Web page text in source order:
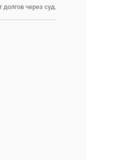
долгов через суд.